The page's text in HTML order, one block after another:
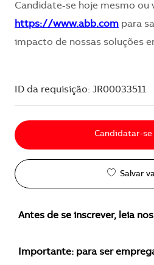
Candidate-se hoje mesmo ou
https://www.abb.com para
impacto de nossas soluções
ID da requisição: JR00033511
Candidatar-se
Salvar
Antes de se inscrever, leia
Importante: para ser